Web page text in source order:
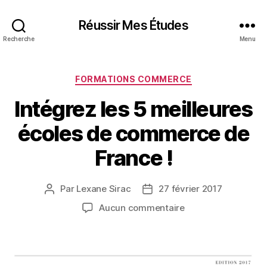
Recherche
Réussir Mes Études
Menu
Catégories
FORMATIONS COMMERCE
Intégrez les 5 meilleures
écoles de commerce de
France !
Auteur
Par Lexane Sirac
Date27 février 2017
Aucun commentairesur
meilleures